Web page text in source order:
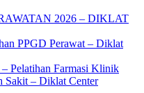
2026 – DIKLAT
PPGD Perawat – Diklat
Pelatihan Farmasi Klinik
Sakit – Diklat Center